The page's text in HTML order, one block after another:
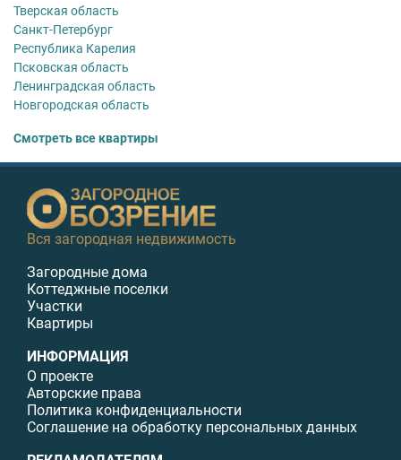
Тверская область
Санкт-Петербург
Республика Карелия
Псковская область
Ленинградская область
Новгородская область
Смотреть все квартиры
Вся загородная недвижимость
Загородные дома
Коттеджные поселки
Участки
Квартиры
ИНФОРМАЦИЯ
О проекте
Авторские права
Политика конфиденциальности
Соглашение на обработку персональных данных